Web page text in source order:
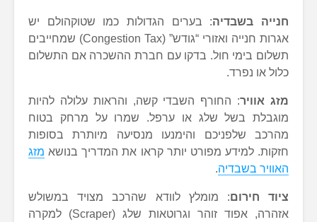
חנייה בשבדיה: בערים הגדולות כמו שטוקהולם יש
אגרות חנייה ואזורי “גודש” (Congestion Tax) שמחייבים
תשלום בימי חול. בדקו עם חברת ההשכרה אם התשלום
כלול או נפרד.
מזג אוויר: החורף השבדי קשה, והראות עלולה להיות
מוגבלת בשל שלג או ערפל. שמרו על מרחק בטוח
מהרכב שלפניכם והימנעו מנסיעה מיותרת בסופות
חזקות. למידע מפורט יותר קראו את המדריך בנושא מזג
האוויר בשבדיה.
ציוד חירום: מומלץ לוודא שהרכב מצויד במשולש
אזהרה, אפוד זוהר וגרוטאות שלג (Scraper) למקרה